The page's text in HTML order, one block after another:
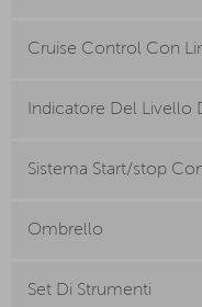
Cruise Control Con
Indicatore Del Livello
Sistema Start/stop
Ombrello
Set Di Strumenti